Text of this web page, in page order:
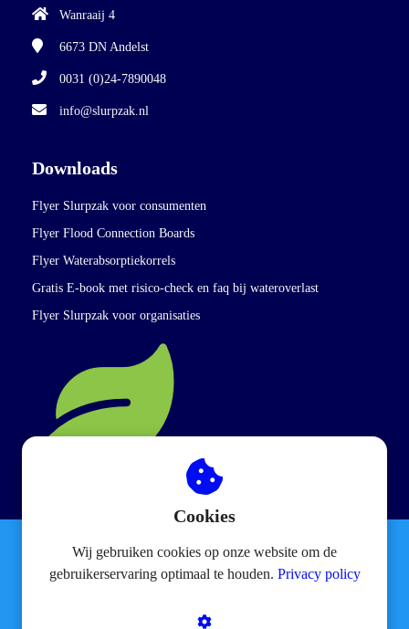
Wanraaij 4
6673 DN Andelst
0031 (0)24-7890048
info@slurpzak.nl
Downloads
Flyer Slurpzak voor consumenten
Flyer Flood Connection Boards
Flyer Waterabsorptiekorrels
Gratis E-book met risico-check en faq bij wateroverlast
Flyer Slurpzak voor organisaties
Slurpzak® 2026
Cookies
Wij gebruiken cookies op onze website om de
gebruikerservaring optimaal te houden. Privacy policy